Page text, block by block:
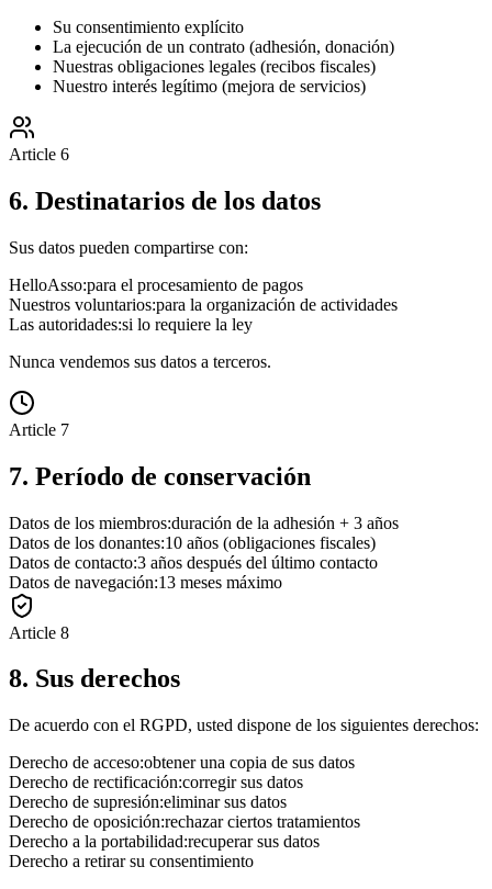
Su consentimiento explícito
La ejecución de un contrato (adhesión, donación)
Nuestras obligaciones legales (recibos fiscales)
Nuestro interés legítimo (mejora de servicios)
Article 6
6. Destinatarios de los datos
Sus datos pueden compartirse con:
HelloAsso:para el procesamiento de pagos
Nuestros voluntarios:para la organización de actividades
Las autoridades:si lo requiere la ley
Nunca vendemos sus datos a terceros.
Article 7
7. Período de conservación
Datos de los miembros:duración de la adhesión + 3 años
Datos de los donantes:10 años (obligaciones fiscales)
Datos de contacto:3 años después del último contacto
Datos de navegación:13 meses máximo
Article 8
8. Sus derechos
De acuerdo con el RGPD, usted dispone de los siguientes derechos:
Derecho de acceso:obtener una copia de sus datos
Derecho de rectificación:corregir sus datos
Derecho de supresión:eliminar sus datos
Derecho de oposición:rechazar ciertos tratamientos
Derecho a la portabilidad:recuperar sus datos
Derecho a retirar su consentimiento